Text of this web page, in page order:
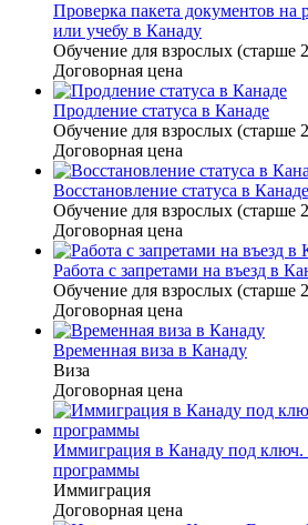
Проверка пакета документов на
или учебу в Канаду
Обучение для взрослых (старше
Договорная цена
Продление статуса в Канаде
Обучение для взрослых (старше
Договорная цена
Восстановление статуса в Канаде
Обучение для взрослых (старше
Договорная цена
Работа с запретами на въезд в
Обучение для взрослых (старше
Договорная цена
Временная виза в Канаду
Виза
Договорная цена
Иммиграция в Канаду под
программы
Иммиграция
Договорная цена